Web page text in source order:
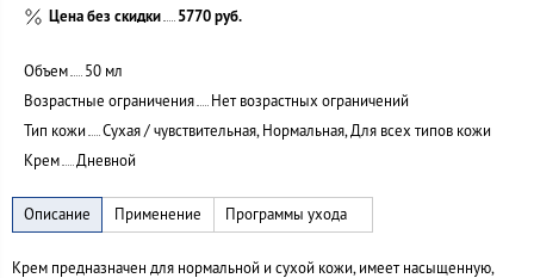
Цена без скидки 5770 руб.
Объем
50 мл
Возрастные ограничения
Нет возрастных ограничений
Тип кожи
Сухая / чувствительная, Нормальная, Для всех типов кожи
Крем
Дневной
Крем предназначен для нормальной и сухой кожи, имеет насыщенную,